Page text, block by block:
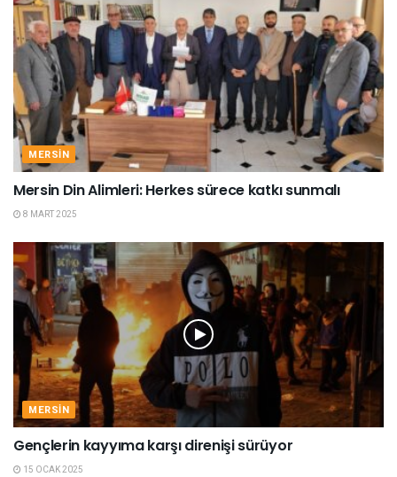
MERSIN
Mersin Din Alimleri: Herkes sürece katkı sunmalı
8 MART 2025
MERSIN
Gençlerin kayyıma karşı direnişi sürüyor
15 OCAK 2025